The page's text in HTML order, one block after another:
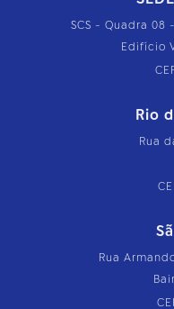
SCS - Quadra 08
Edifício
Rio
Rua
Rua